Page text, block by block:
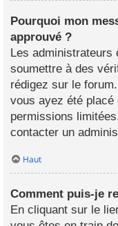
Pourquoi mon
approuvé ?
Les administrateurs
soumettre à des
rédigez sur le
vous ayez été placé
permissions
contacter un
Haut
Comment puis-je
En cliquant sur le